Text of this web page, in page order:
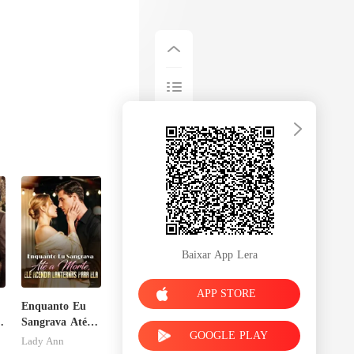
Enquanto Eu
Sangrava Até a
Morte, Ele
Lady Ann
Baixar App Lera
APP STORE
GOOGLE PLAY